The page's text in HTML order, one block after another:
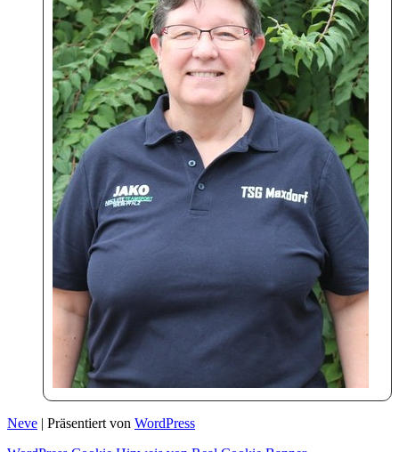
Neve | Präsentiert von WordPress